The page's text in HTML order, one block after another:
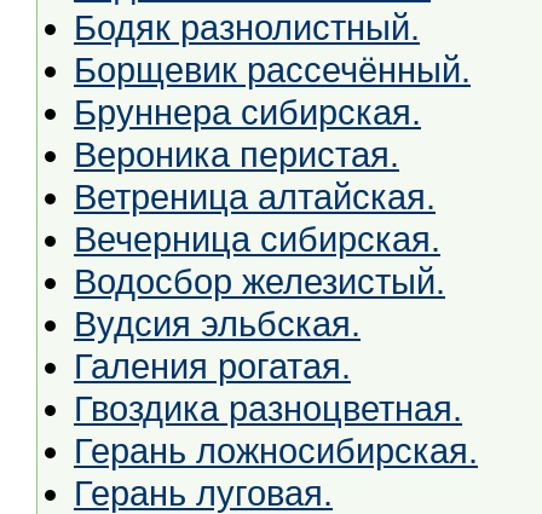
Бодяк разнолистный.
Борщевик рассечённый.
Бруннера сибирская.
Вероника перистая.
Ветреница алтайская.
Вечерница сибирская.
Водосбор железистый.
Вудсия эльбская.
Галения рогатая.
Гвоздика разноцветная.
Герань ложносибирская.
Герань луговая.